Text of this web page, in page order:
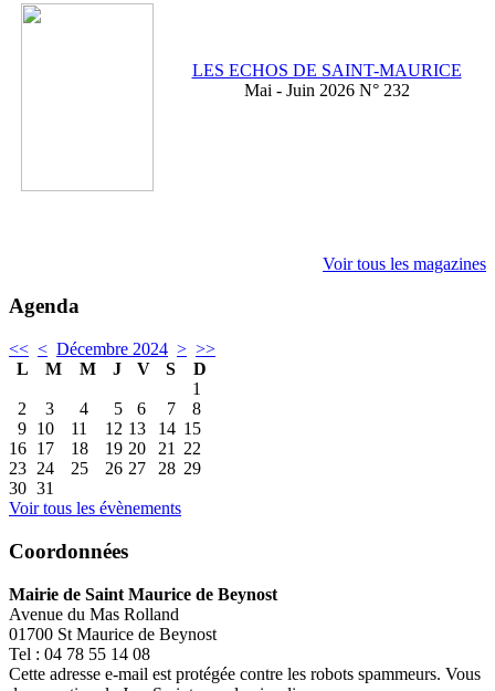
LES ECHOS DE SAINT-MAURICE
Mai - Juin 2026 N° 232
Voir tous les magazines
Agenda
<< < Décembre 2024 > >>
L
M M J V S
D
1
2
3 4 5 6 7
8
9 10 11 12 13 14 15
16 17 18 19 20 21
22
23 24 25 26 27 28 29
30 31
Voir tous les évènements
Coordonnées
Mairie de Saint Maurice de Beynost
Avenue du Mas Rolland
01700 St Maurice de Beynost
Tel : 04 78 55 14 08
Cette adresse e-mail est protégée contre les robots spammeurs. Vous